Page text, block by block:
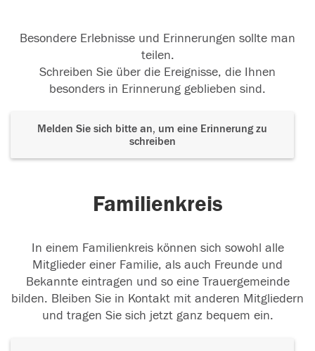
Besondere Erlebnisse und Erinnerungen sollte man
teilen.
Schreiben Sie über die Ereignisse, die Ihnen
besonders in Erinnerung geblieben sind.
Melden Sie sich bitte an, um eine Erinnerung zu
schreiben
Familienkreis
In einem Familienkreis können sich sowohl alle
Mitglieder einer Familie, als auch Freunde und
Bekannte eintragen und so eine Trauergemeinde
bilden. Bleiben Sie in Kontakt mit anderen Mitgliedern
und tragen Sie sich jetzt ganz bequem ein.